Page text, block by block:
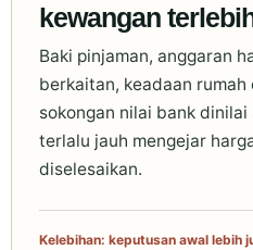
kewangan
Baki pinjaman, anggaran
berkaitan, keadaan rumah
sokongan nilai bank
terlalu jauh mengejar
diselesaikan.
Kelebihan: keputusan awal lebih